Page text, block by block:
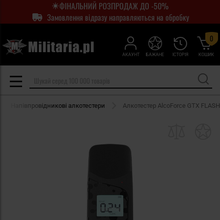
ФІНАЛЬНИЙ РОЗПРОДАЖ ДО -50%
Замовлення відразу направляються на обробку
АКАУНТ ІСТОРІЯ
БАЖАНЕ КОШИК
0
Напівпровідникові алкотестери Алкотестер AlcoForce GTX FLASH